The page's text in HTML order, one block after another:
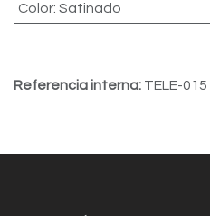
Color: Satinado
Referencia interna: TELE-015